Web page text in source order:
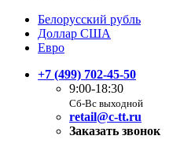
Белорусский рубль
Доллар США
Евро
+7 (499) 702-45-50
9:00-18:30
Сб-Вс выходной
retail@c-tt.ru
Заказать звонок